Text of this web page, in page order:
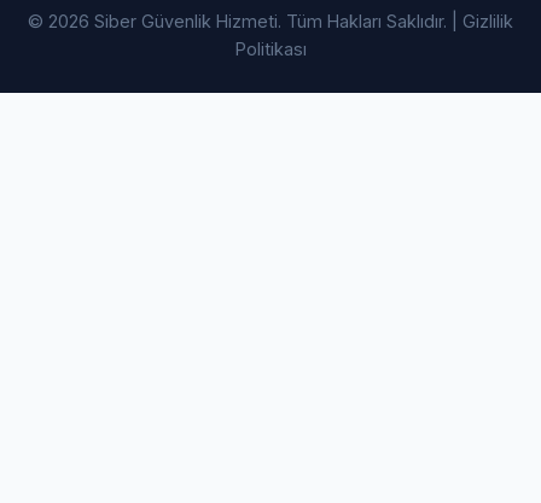
© 2026 Siber Güvenlik Hizmeti. Tüm Hakları Saklıdır. | Gizlilik
Politikası